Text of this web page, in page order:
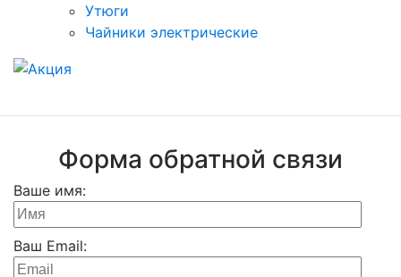
Утюги
Чайники электрические
Форма обратной связи
Ваше имя:
Ваш Email: